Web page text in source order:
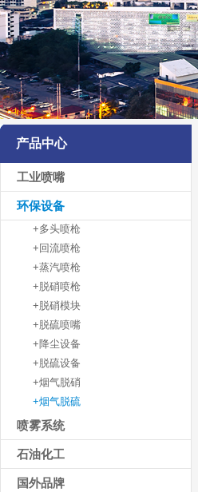
产品中心
工业喷嘴
环保设备
+多头喷枪
+回流喷枪
+蒸汽喷枪
+脱硝喷枪
+脱硝模块
+脱硫喷嘴
+降尘设备
+脱硫设备
+烟气脱硝
+烟气脱硫
喷雾系统
石油化工
国外品牌